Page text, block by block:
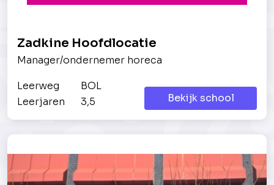
Zadkine Hoofdlocatie
Manager/ondernemer horeca
Leerweg
BOL
Leerjaren
3,5 Bekijk school